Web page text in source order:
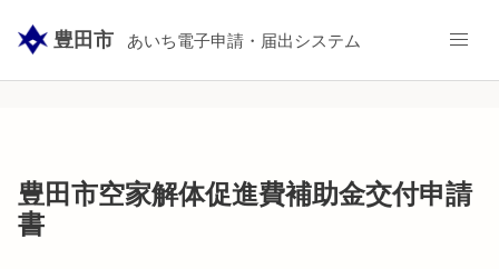
豊田市 あいち電子申請・届出システム
豊田市空家解体促進費補助金交付申請
書